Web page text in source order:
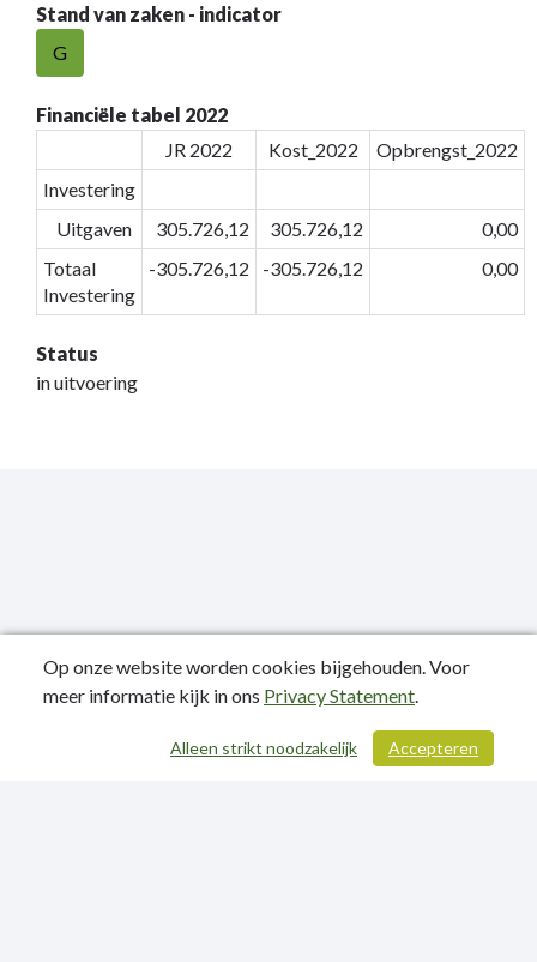
Stand van zaken - indicator
G
Financiële tabel 2022
JR 2022
Kost_2022
Opbrengst_2022
Investering
Uitgaven
305.726,12 305.726,12
0,00
Totaal
Investering
-305.726,12 -305.726,12 0,00
Status
in uitvoering
/ 244
Publicatiedatum: 19-03-2025
Op onze website worden cookies bijgehouden. Voor
meer informatie kijk in ons Privacy Statement.
Accepteren
Alleen strikt noodzakelijk